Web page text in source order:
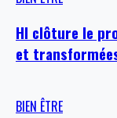
HI clôture le
et
BIEN ÊTRE